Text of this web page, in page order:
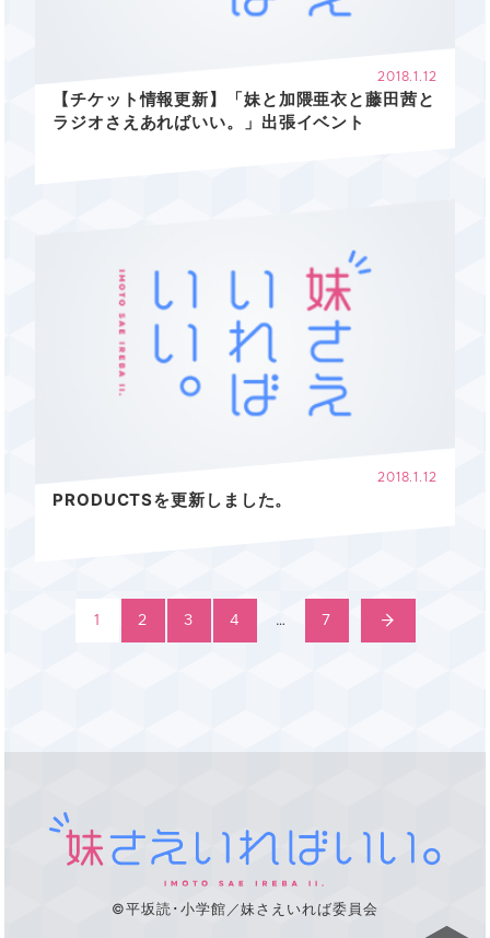
2018.1.12
【チケット情報更新】「妹と加隈亜衣と藤田茜と
ラジオさえあればいい。」出張イベント
2018.1.12
PRODUCTSを更新しました。
1 2 3 4 … 7
©平坂読･小学館／妹さえいれば委員会